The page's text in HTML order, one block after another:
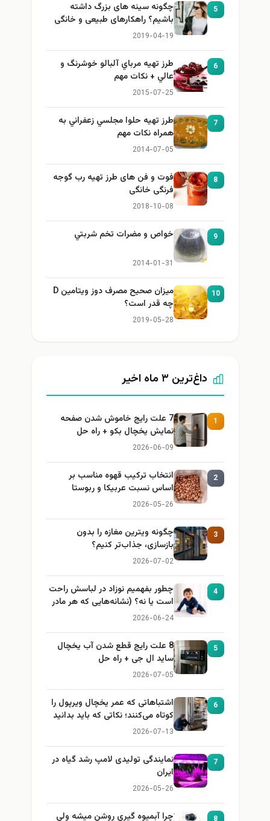
5
چگونه سینه های بزرگ داشته
باشیم؟ راهکارهای طبیعی و خانگی
برای بزرگ کردن سینه
2019-04-19
6
طرز تهيه مرباي آلبالو خوشرنگ و
عالي + نكات مهم
2015-07-25
7
طرز تهيه حلوا مجلسي زعفراني به
همراه نكات مهم
2014-07-05
8
فوت و فن های طرز تهیه رب گوجه
فرنگی خانگی
2018-10-08
9 خواص و مضرات تخم شربتي
2014-01-31
10
میزان صحیح مصرف دوز ویتامین D
چه قدر است؟
2019-05-28
داغ‌ترین ۳ ماه اخیر
1
7 علت رایج خاموش شدن صفحه
نمایش یخچال بکو + راه حل
2026-06-09
2
انتخاب ترکیب قهوه مناسب بر
اساس نسبت عربیکا و ربوستا
2026-05-26
3
چگونه ویترین مغازه را بدون
بازسازی، جذاب‌تر کنیم؟
2026-07-02
4
چطور بفهمیم نوزاد در لباسش راحت
است یا نه؟ (نشانه‌هایی که هر مادر
باید بداند)
2026-06-24
5
8 علت رایج قطع شدن آب یخچال
ساید ال جی + راه حل
2026-07-05
6
اشتباهاتی که عمر یخچال ویرپول را
کوتاه می‌کنند؛ نکاتی که باید بدانید
2026-07-13
7
نمایندگی تولیدی لامپ رشد گیاه در
ایران
2026-05-26
چرا آبمیوه گیری روشن میشه ولی